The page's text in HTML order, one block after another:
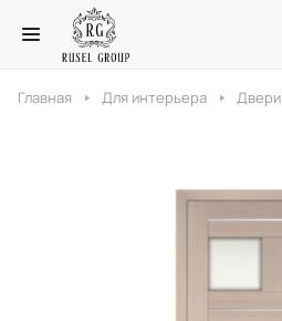
Главная Для интерьера Двери